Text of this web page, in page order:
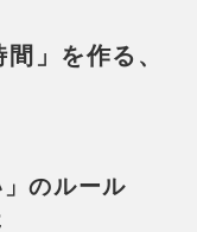
」を作る、
」のルール